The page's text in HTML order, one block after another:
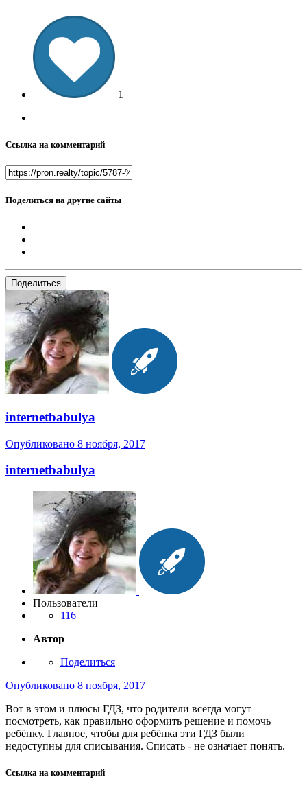
1
Ссылка на комментарий
Поделиться на другие сайты
Поделиться
internetbabulya
Опубликовано 8 ноября, 2017
internetbabulya
Пользователи
116
Автор
Поделиться
Опубликовано 8 ноября, 2017
Вот в этом и плюсы ГДЗ, что родители всегда могут
посмотреть, как правильно оформить решение и помочь
ребёнку. Главное, чтобы для ребёнка эти ГДЗ были
недоступны для списывания. Списать - не означает понять.
Ссылка на комментарий